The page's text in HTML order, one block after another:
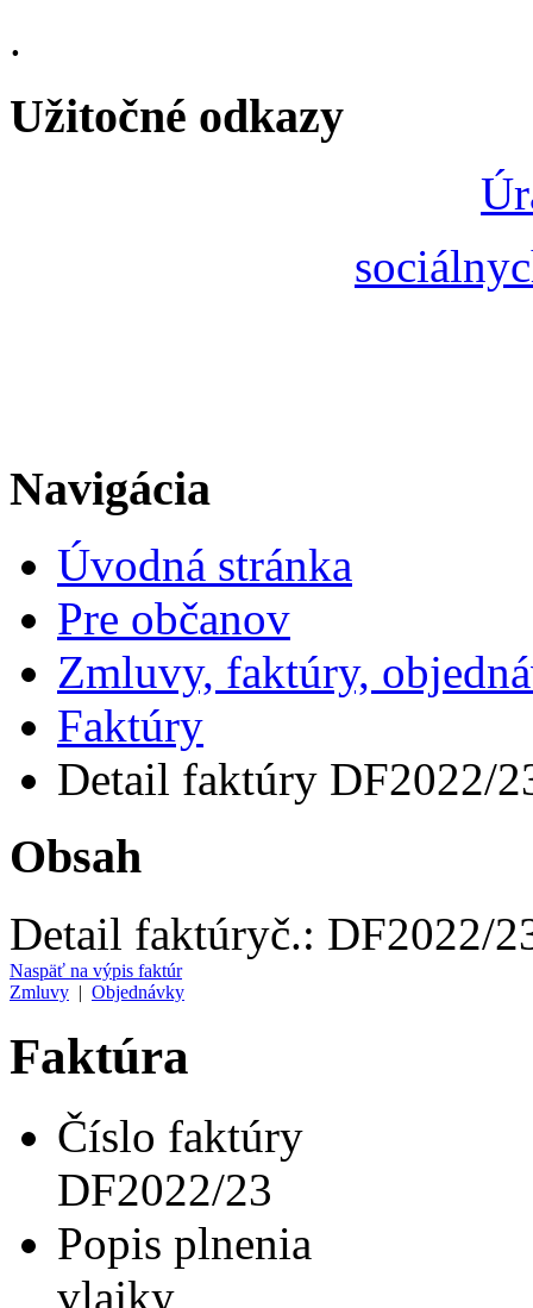
.
Užitočné odkazy
Navigácia
Úvodná stránka
Pre občanov
Zmluvy, faktúry,
Faktúry
Detail faktúry DF2022/
Obsah
Detail faktúryč.: DF2022/
Naspäť na výpis faktúr
Zmluvy | Objednávky
Faktúra
Číslo faktúry
DF2022/23
Popis plnenia
vlajky